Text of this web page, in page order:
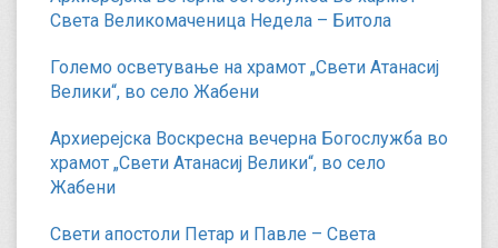
Света Великомаченица Недела – Битола
Големо осветување на храмот „Свети Атанасиј
Велики“, во село Жабени
Архиерејска Воскресна вечерна Богослужба во
храмот „Свети Атанасиј Велики“, во село
Жабени
Свети апостоли Петар и Павле – Света